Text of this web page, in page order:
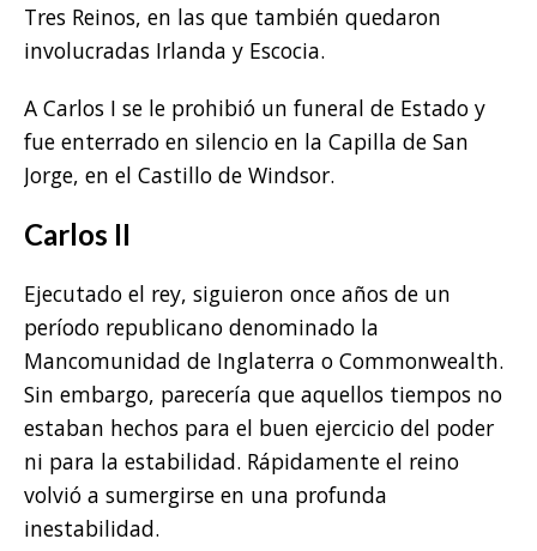
Tres Reinos, en las que también quedaron
involucradas Irlanda y Escocia.
A Carlos I se le prohibió un funeral de Estado y
fue enterrado en silencio en la Capilla de San
Jorge, en el Castillo de Windsor.
Carlos II
Ejecutado el rey, siguieron once años de un
período republicano denominado la
Mancomunidad de Inglaterra o Commonwealth.
Sin embargo, parecería que aquellos tiempos no
estaban hechos para el buen ejercicio del poder
ni para la estabilidad. Rápidamente el reino
volvió a sumergirse en una profunda
inestabilidad.